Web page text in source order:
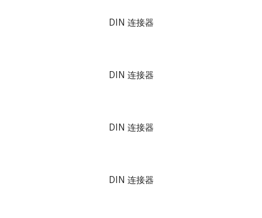
DIN 连接器
DIN 连接器
DIN 连接器
DIN 连接器